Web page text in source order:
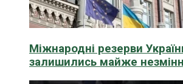
Міжнародні резерви
залишились майже